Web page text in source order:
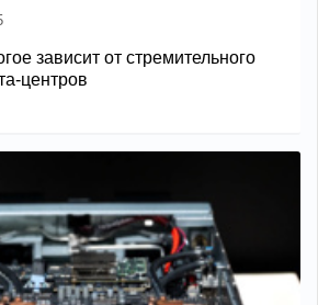
зависит от стремительного
центров